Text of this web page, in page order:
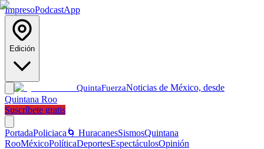
ImpresoPodcastApp
Edición
QuintaFuerzaNoticias de México, desde
Quintana Roo
Suscríbete gratis
PortadaPoliciaca 🌀 HuracanesSismosQuintana
RooMéxicoPolíticaDeportesEspectáculosOpinión